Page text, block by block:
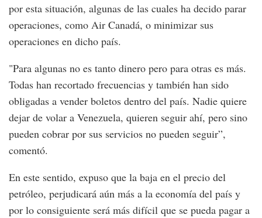
por esta situación, algunas de las cuales ha decido parar
operaciones, como Air Canadá, o minimizar sus
operaciones en dicho país.
"Para algunas no es tanto dinero pero para otras es más.
Todas han recortado frecuencias y también han sido
obligadas a vender boletos dentro del país. Nadie quiere
dejar de volar a Venezuela, quieren seguir ahí, pero sino
pueden cobrar por sus servicios no pueden seguir”,
comentó.
En este sentido, expuso que la baja en el precio del
petróleo, perjudicará aún más a la economía del país y
por lo consiguiente será más difícil que se pueda pagar a